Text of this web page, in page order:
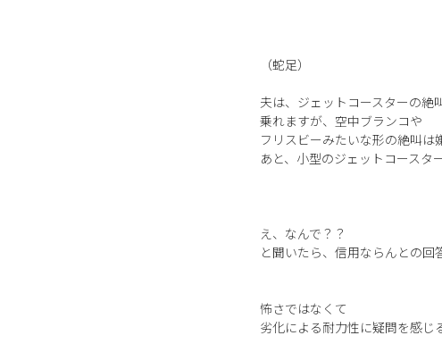
（蛇足）
夫は、ジェットコースターの絶
乗れますが、空中ブランコや
フリスビーみたいな形の絶叫は
あと、小型のジェットコースタ
え、なんで？？
と聞いたら、信用ならんとの回
怖さではなくて
劣化による耐力性に疑問を感じ